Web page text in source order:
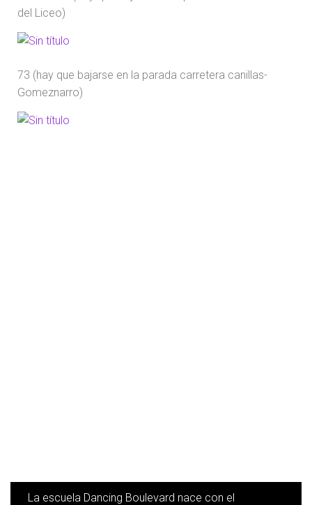
del Liceo)
73 (hay que bajarse en la parada carretera canillas-
Gomeznarro)
La escuela Dancing Boulevard nace con el